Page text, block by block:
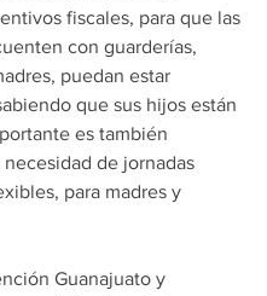
fiscales, para que las
con guarderías,
puedan estar
que sus hijos están
es también
necesidad de jornadas
para madres y
Guanajuato y